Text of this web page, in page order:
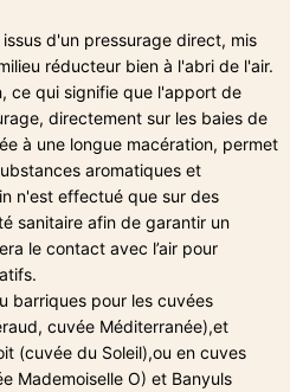
d'un pressurage direct, mis
réducteur bien à l'abri de l'air.
ce qui signifie que l'apport de
directement sur les baies de
à une longue macération, permet
aromatiques et
n'est effectué que sur des
sanitaire afin de garantir un
le contact avec l’air pour
barriques pour les cuvées
cuvée Méditerranée),et
(cuvée du Soleil),ou en cuves
Mademoiselle O) et Banyuls